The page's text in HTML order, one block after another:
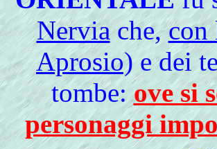
Nerviache,con
Aprosio)e dei
tombe:ove si
personaggi